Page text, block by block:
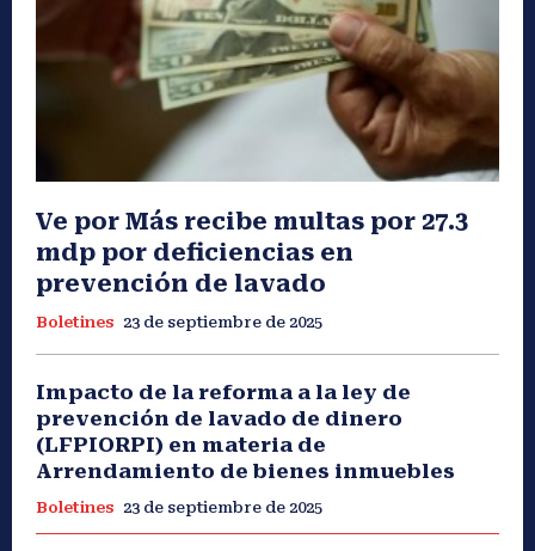
Ve por Más recibe multas por 27.3
mdp por deficiencias en
prevención de lavado
Boletines 23 de septiembre de 2025
Impacto de la reforma a la ley de
prevención de lavado de dinero
(LFPIORPI) en materia de
Arrendamiento de bienes inmuebles
Boletines 23 de septiembre de 2025